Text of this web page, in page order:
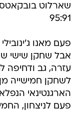
95:91
פעם מאנו
אבל שחקן שישי
עזרה, גב ודחיפה
לשחקן חמישייה
הארגנטינאי
פעם לניצחון,